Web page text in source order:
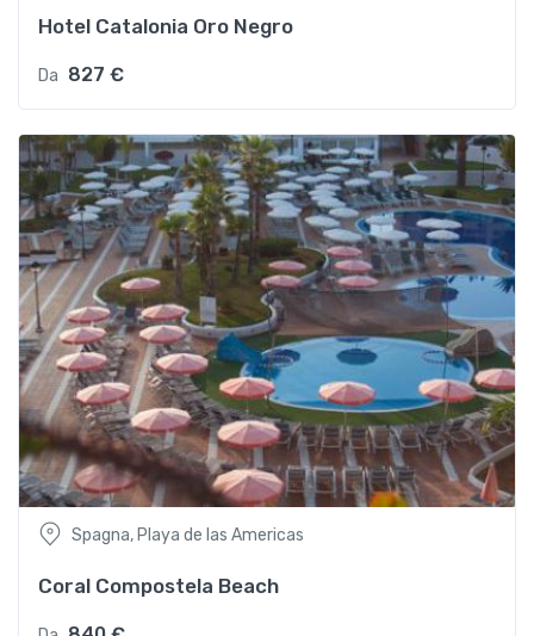
Hotel Catalonia Oro Negro
Da 827 €
Spagna, Playa de las Americas
Coral Compostela Beach